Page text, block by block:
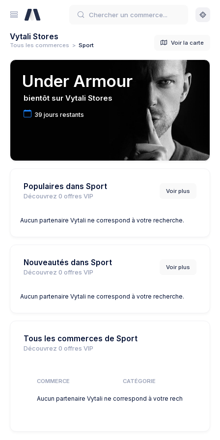
Vytali Stores
Tous les commerces > Sport Voir la carte
Under Armour
bientôt sur Vytali Stores
39 jours restants
Populaires dans Sport
Découvrez 0 offres VIP
Voir plus
Aucun partenaire Vytali ne correspond à votre recherche.
Nouveautés dans Sport
Découvrez 0 offres VIP
Voir plus
Aucun partenaire Vytali ne correspond à votre recherche.
Tous les commerces de Sport
Découvrez 0 offres VIP
COMMERCE CATÉGORIE
Aucun partenaire Vytali ne correspond à votre recherche.